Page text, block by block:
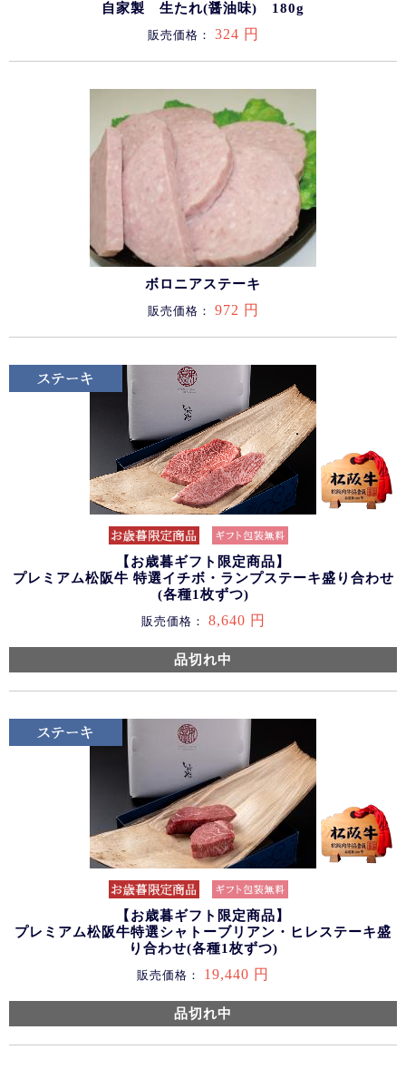
自家製 生たれ(醤油味) 180g
販売価格： 324 円
ボロニアステーキ
販売価格： 972 円
【お歳暮ギフト限定商品】
プレミアム松阪牛 特選イチボ・ランプステーキ盛り合わせ
(各種1枚ずつ)
販売価格： 8,640 円
品切れ中
【お歳暮ギフト限定商品】
プレミアム松阪牛特選シャトーブリアン・ヒレステーキ盛
り合わせ(各種1枚ずつ)
販売価格： 19,440 円
品切れ中